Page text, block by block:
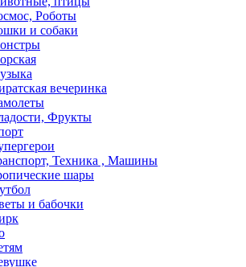
Роботы
и собаки
вечеринка
Фрукты
Техника , Машины
шары
и бабочки